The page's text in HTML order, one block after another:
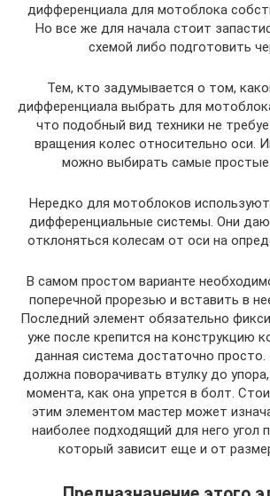
дифференциала для мотоблока
Но все же для начала стоит
схемой либо подготовить
Тем, кто задумывается о том,
дифференциала выбрать для
что подобный вид техники не
вращения колес относительно оси.
можно выбирать самые простые
Нередко для мотоблоков
дифференциальные системы. Они
отклоняться колесам от оси на
В самом простом варианте
поперечной прорезью и вставить в
Последний элемент обязательно
уже после крепится на конструкцию
данная система достаточно
должна поворачивать втулку до
момента, как она упрется в болт.
этим элементом мастер может
наиболее подходящий для него угол
который зависит еще и от